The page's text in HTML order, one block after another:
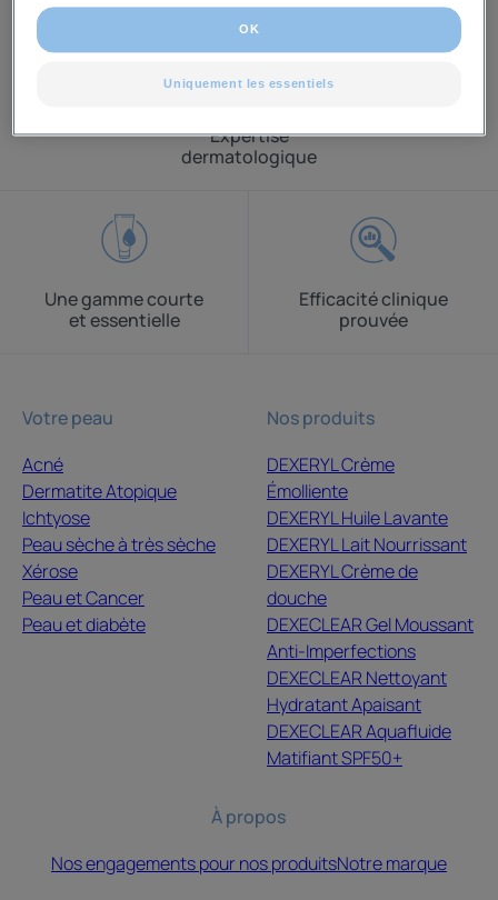
Expertise
dermatologique
Une gamme courte
et essentielle
Efficacité clinique
prouvée
Votre peau
Acné
Dermatite Atopique
Ichtyose
Peau sèche à très sèche
Xérose
Peau et Cancer
Peau et diabète
Nos produits
DEXERYL Crème
Émolliente
DEXERYL Huile Lavante
DEXERYL Lait Nourrissant
DEXERYL Crème de
douche
DEXECLEAR Gel Moussant
Anti-Imperfections
DEXECLEAR Nettoyant
Hydratant Apaisant
DEXECLEAR Aquafluide
Matifiant SPF50+
À propos
Nos engagements pour nos produitsNotre marque
Uniquement les essentiels
OK